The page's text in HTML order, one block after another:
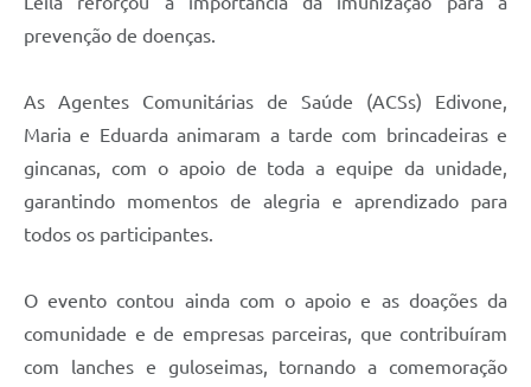
prevenção de doenças.
As Agentes Comunitárias de Saúde (ACSs) Edivone,
Maria e Eduarda animaram a tarde com brincadeiras e
gincanas, com o apoio de toda a equipe da unidade,
garantindo momentos de alegria e aprendizado para
todos os participantes.
O evento contou ainda com o apoio e as doações da
comunidade e de empresas parceiras, que contribuíram
com lanches e guloseimas, tornando a comemoração